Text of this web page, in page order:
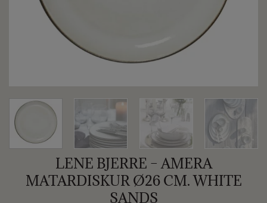
LENE BJERRE – AMERA
MATARDISKUR Ø26 CM. WHITE
SANDS